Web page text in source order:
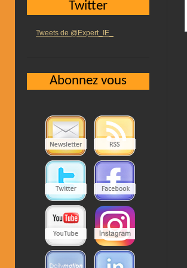
Twitter
Tweets de @Expert_IE_
Abonnez vous